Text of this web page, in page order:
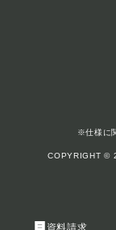
※仕様に
COPYRIGHT ©
資料請求